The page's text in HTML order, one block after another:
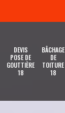
DEVIS
POSE DE
GOUTTIÈRE
18
BÂCHAGE
DE
TOITURE
18